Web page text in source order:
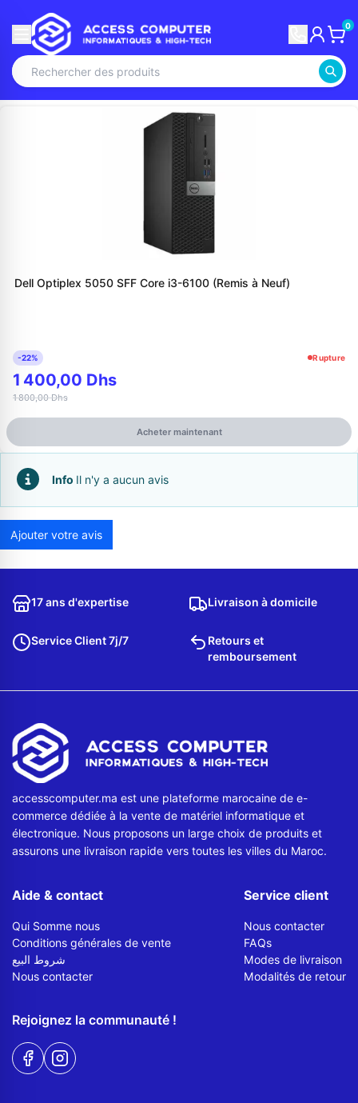
0
Appelez-nous au
06 37 08 07 06
Contactez-nous
Envoyer un message
Dell Optiplex 5050 SFF Core i3-6100 (Remis à Neuf)
-22% Rupture
1 400,00 Dhs
1 800,00 Dhs
Acheter maintenant
Info Il n'y a aucun avis
Ajouter votre avis
17 ans d'expertise Livraison à domicile
Service Client 7j/7
Retours et
remboursement
accesscomputer.ma est une plateforme marocaine de e-
commerce dédiée à la vente de matériel informatique et
électronique. Nous proposons un large choix de produits et
assurons une livraison rapide vers toutes les villes du Maroc.
Aide & contact
Qui Somme nous
Conditions générales de vente
شروط البيع
Nous contacter
Service client
Nous contacter
FAQs
Modes de livraison
Modalités de retour
Rejoignez la communauté !